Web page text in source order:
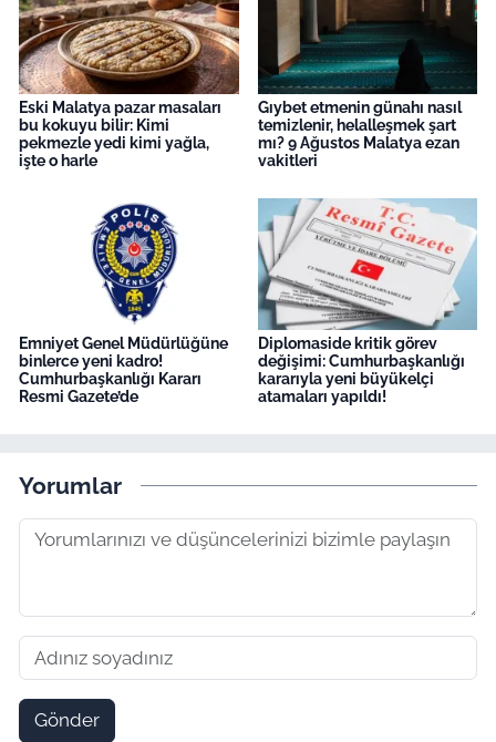
Eski Malatya pazar masaları
bu kokuyu bilir: Kimi
pekmezle yedi kimi yağla,
işte o harle
Gıybet etmenin günahı nasıl
temizlenir, helalleşmek şart
mı? 9 Ağustos Malatya ezan
vakitleri
Emniyet Genel Müdürlüğüne
binlerce yeni kadro!
Cumhurbaşkanlığı Kararı
Resmi Gazete’de
Diplomaside kritik görev
değişimi: Cumhurbaşkanlığı
kararıyla yeni büyükelçi
atamaları yapıldı!
Yorumlar
Gönder